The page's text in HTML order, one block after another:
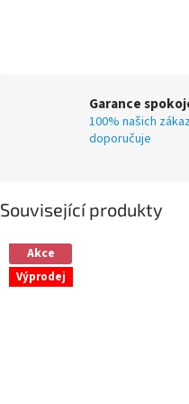
Garance
100% našich
doporučuje
Související produkty
Akce
Výprodej